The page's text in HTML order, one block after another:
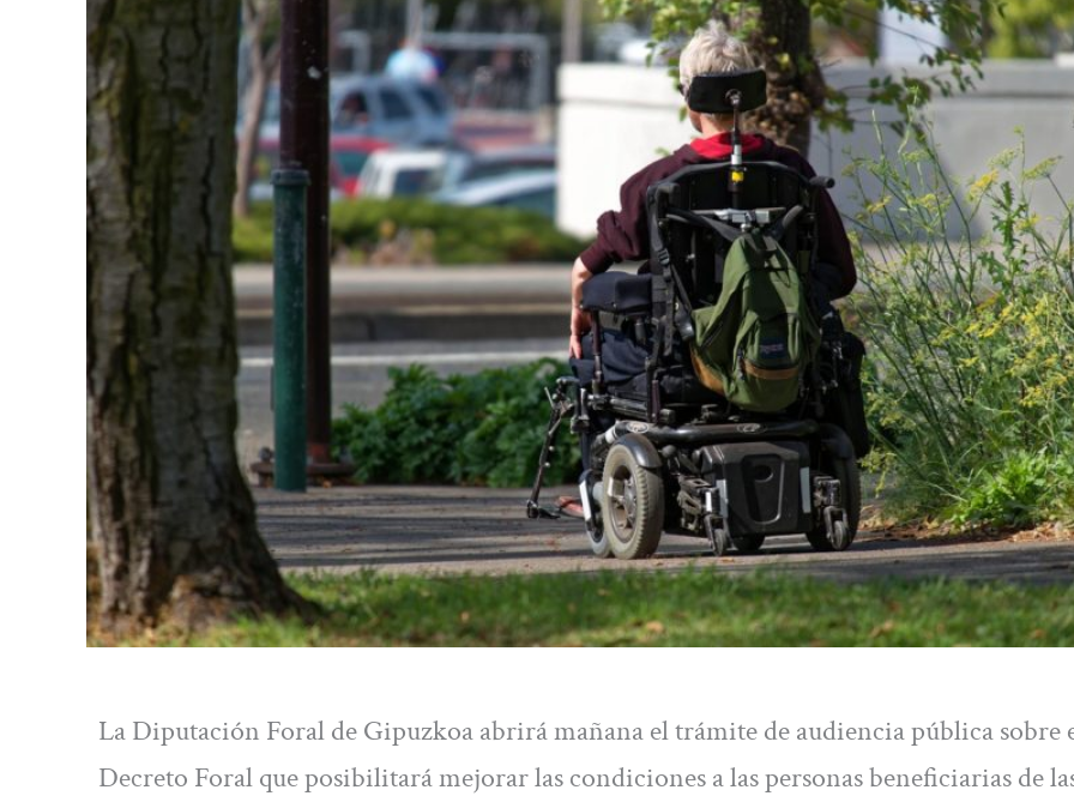
La Diputación Foral de Gipuzkoa abrirá mañana el trámite de audiencia pública sobre
Decreto Foral que posibilitará mejorar las condiciones a las personas beneficiarias de